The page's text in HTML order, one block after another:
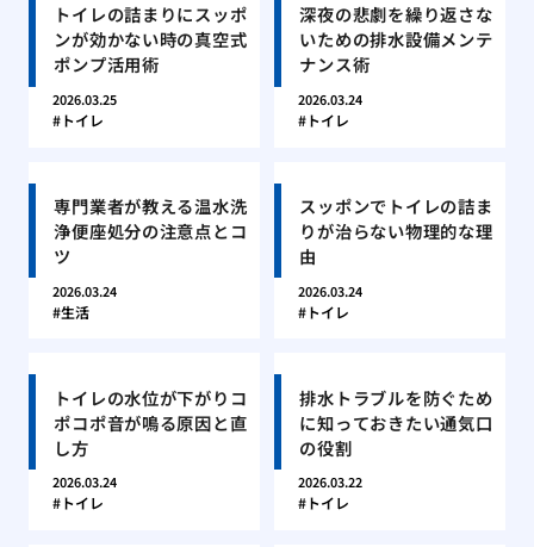
トイレの詰まりにスッポ
ンが効かない時の真空式
ポンプ活用術
2026.03.25
トイレ
深夜の悲劇を繰り返さな
いための排水設備メンテ
ナンス術
2026.03.24
トイレ
専門業者が教える温水洗
浄便座処分の注意点とコ
ツ
2026.03.24
生活
スッポンでトイレの詰ま
りが治らない物理的な理
由
2026.03.24
トイレ
トイレの水位が下がりコ
ポコポ音が鳴る原因と直
し方
2026.03.24
トイレ
排水トラブルを防ぐため
に知っておきたい通気口
の役割
2026.03.22
トイレ